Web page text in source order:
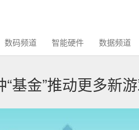
数码频道 智能硬件 数据频道
基金”推动更多新